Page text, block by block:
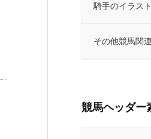
騎手のイラスト
その他競馬関
競馬ヘッダー